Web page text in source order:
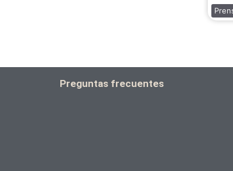
Preguntas frecuentes